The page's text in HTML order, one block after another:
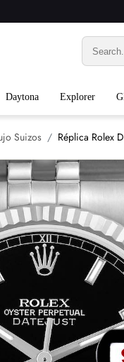
Daytona Explorer
Suizos Réplica Rolex